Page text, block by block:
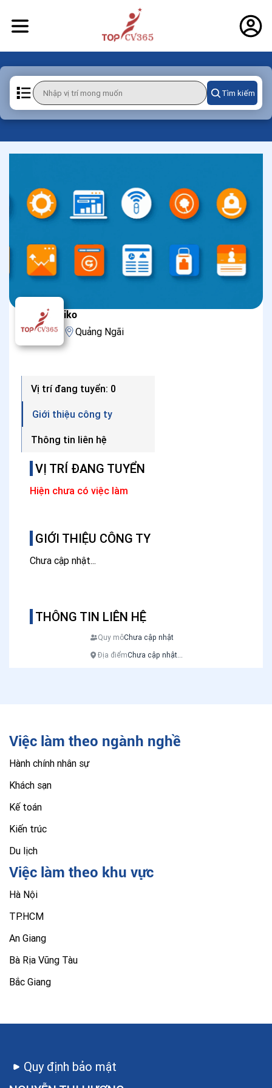
Tìm kiếm
iko
Quảng Ngãi
VỊ TRÍ ĐANG TUYỂN
Hiện chưa có việc làm
GIỚI THIỆU CÔNG TY
Chưa cập nhật...
THÔNG TIN LIÊN HỆ
Quy môChưa cập nhật
Địa điểmChưa cập nhật...
Vị trí đang tuyển: 0
Giới thiệu công ty
Thông tin liên hệ
Việc làm theo ngành nghề
Hành chính nhân sự
Khách sạn
Kế toán
Kiến trúc
Du lịch
Việc làm theo khu vực
Hà Nội
TP.HCM
An Giang
Bà Rịa Vũng Tàu
Bắc Giang
Quy định bảo mật